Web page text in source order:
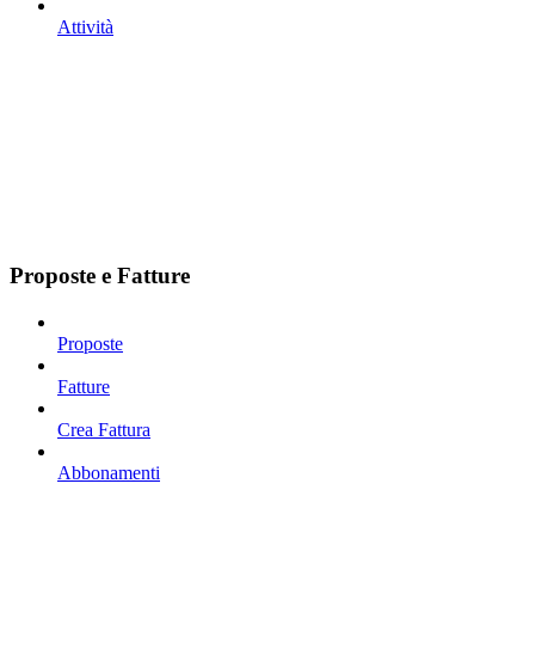
Attività
Proposte e Fatture
Proposte
Fatture
Crea Fattura
Abbonamenti